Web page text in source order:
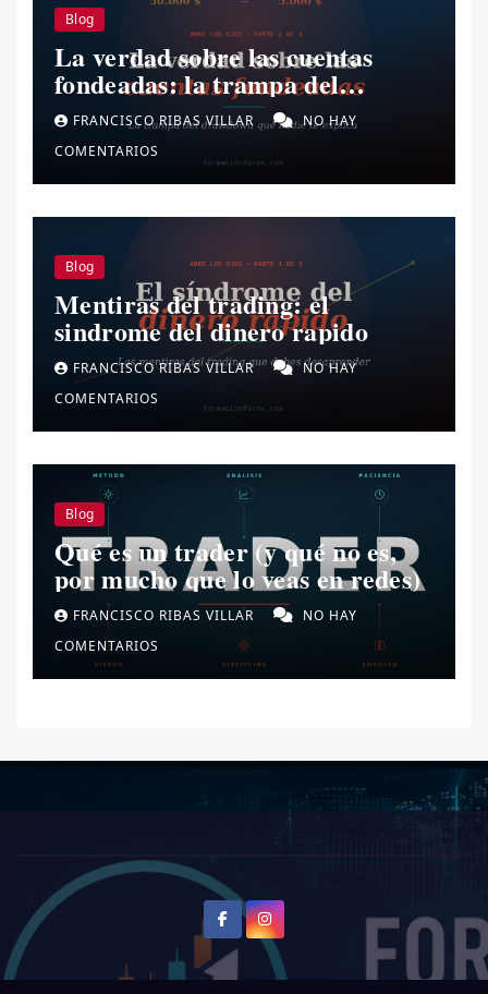
Blog
La verdad sobre las cuentas
fondeadas: la trampa del
drawdown.
FRANCISCO RIBAS VILLAR
NO HAY
COMENTARIOS
Blog
Mentiras del trading: el
sindrome del dinero rapido
FRANCISCO RIBAS VILLAR
NO HAY
COMENTARIOS
Blog
Qué es un trader (y qué no es,
por mucho que lo veas en redes)
FRANCISCO RIBAS VILLAR
NO HAY
COMENTARIOS